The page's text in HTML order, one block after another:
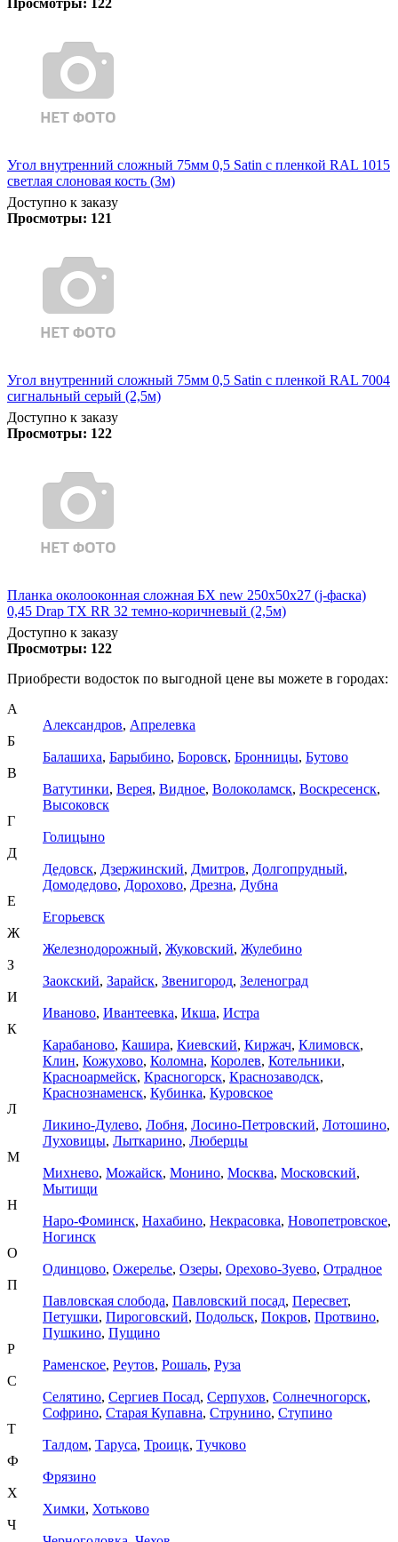
Угол внутренний сложный 75мм 0,5 Satin с пленкой RAL 1015
светлая слоновая кость (3м)
Доступно к заказу
Просмотры: 121
Угол внутренний сложный 75мм 0,5 Satin с пленкой RAL 7004
сигнальный серый (2,5м)
Доступно к заказу
Просмотры: 122
Планка околооконная сложная БХ new 250х50х27 (j-фаска)
0,45 Drap TX RR 32 темно-коричневый (2,5м)
Доступно к заказу
Просмотры: 122
Приобрести водосток по выгодной цене вы можете в городах:
А
Александров, Апрелевка
Б
Балашиха, Барыбино, Боровск, Бронницы, Бутово
В
Ватутинки, Верея, Видное, Волоколамск, Воскресенск,
Высоковск
Г
Голицыно
Д
Дедовск, Дзержинский, Дмитров, Долгопрудный,
Домодедово, Дорохово, Дрезна, Дубна
Е
Егорьевск
Ж
Железнодорожный, Жуковский, Жулебино
З
Заокский, Зарайск, Звенигород, Зеленоград
И
Иваново, Ивантеевка, Икша, Истра
К
Карабаново, Кашира, Киевский, Киржач, Климовск,
Клин, Кожухово, Коломна, Королев, Котельники,
Красноармейск, Красногорск, Краснозаводск,
Краснознаменск, Кубинка, Куровское
Л
Ликино-Дулево, Лобня, Лосино-Петровский, Лотошино,
Луховицы, Лыткарино, Люберцы
М
Михнево, Можайск, Монино, Москва, Московский,
Мытищи
Н
Наро-Фоминск, Нахабино, Некрасовка, Новопетровское,
Ногинск
О
Одинцово, Ожерелье, Озеры, Орехово-Зуево, Отрадное
П
Павловская слобода, Павловский посад, Пересвет,
Петушки, Пироговский, Подольск, Покров, Протвино,
Пушкино, Пущино
Р
Раменское, Реутов, Рошаль, Руза
С
Селятино, Сергиев Посад, Серпухов, Солнечногорск,
Софрино, Старая Купавна, Струнино, Ступино
Т
Талдом, Таруса, Троицк, Тучково
Ф
Фрязино
Х
Химки, Хотьково
Ч